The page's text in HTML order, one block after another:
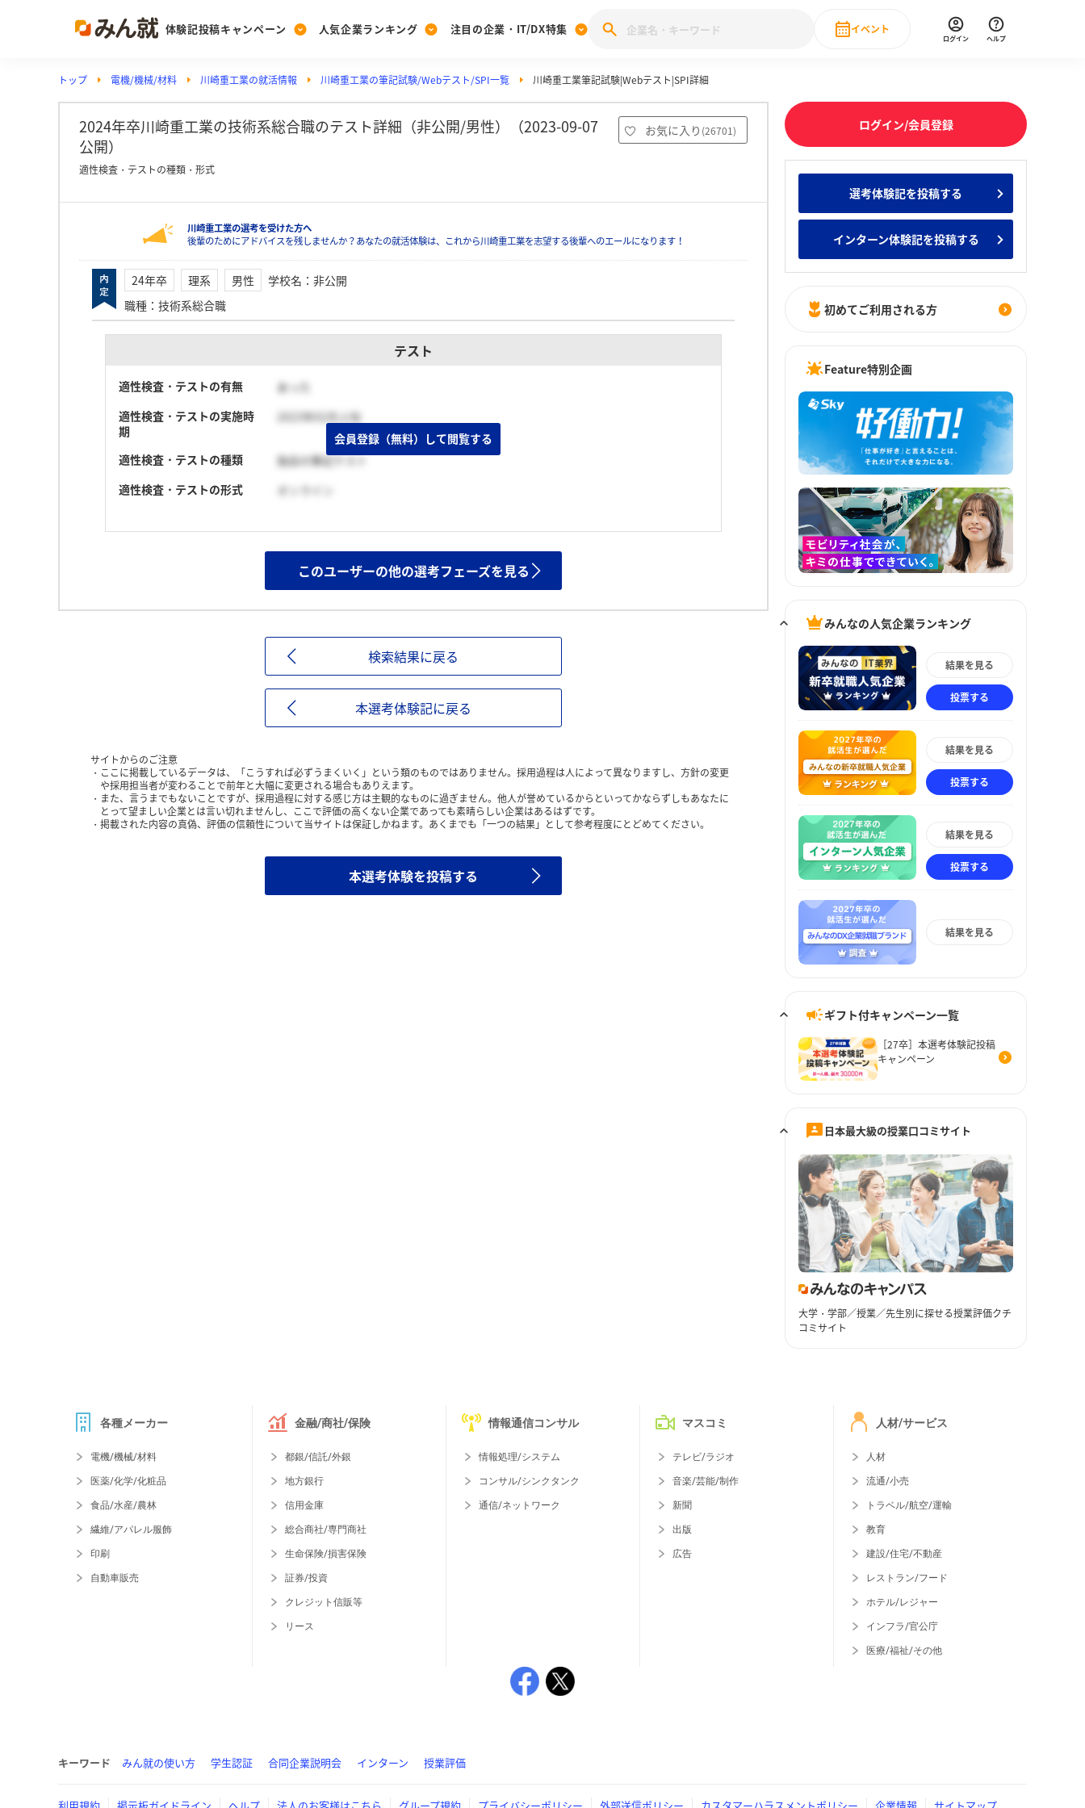
体験記投稿キャンペーン
Post
投稿する
[27卒] 本選考体験記投稿キャンペーン
人気企業ランキング
Ranking
ランキングを見る
みんなのDX企業就職ブランド調査
みんなの新卒就職人気企業ランキング みんなのインターン人気企業ランキ
注目の企業・IT/DX特集
PickUp
注目の企業特集
注目の企業特集
28卒 IT・DX現場社員インタビュー
動画で知ろう！業界・企業研究
イベント
直近のイベント一覧
ログイン ヘルプ
トップ 電機/機械/材料 川崎重工業の就活情報 川崎重工業の筆記試験/Webテスト/SPI一覧 川崎重工業筆記試験|Webテスト|SPI詳細
2024年卒川崎重工業の技術系総合職のテスト詳細（非公開/男性）（2023-09-07
公開）
お気に入り (26701)
適性検査・テストの種類・形式
川崎重工業の選考を受けた方へ
後輩のためにアドバイスを残しませんか？あなたの就活体験は、これから川崎重工業を志望する後輩へのエールになります！
24年卒 理系 男性 学校名 ： 非公開
職種 ： 技術系総合職
テスト
適性検査・テストの有無
あった
適性検査・テストの実施時
期
2023年02月上旬
適性検査・テストの種類
独自の筆記テスト
適性検査・テストの形式
オンライン
会員登録（無料）して閲覧する
このユーザーの他の選考フェーズを見る
検索結果に戻る
本選考体験記に戻る
サイトからのご注意
ここに掲載しているデータは、「こうすれば必ずうまくいく」という類のものではありません。採用過程は人によって異なりますし、方針の変更
や採用担当者が変わることで前年と大幅に変更される場合もありえます。
また、言うまでもないことですが、採用過程に対する感じ方は主観的なものに過ぎません。他人が誉めているからといってかならずしもあなたに
とって望ましい企業とは言い切れませんし、ここで評価の高くない企業であっても素晴らしい企業はあるはずです。
掲載された内容の真偽、評価の信頼性について当サイトは保証しかねます。あくまでも「一つの結果」として参考程度にとどめてください。
本選考体験を投稿する
ログイン/会員登録
選考体験記を投稿する
インターン体験記を投稿する
初めてご利用される方
Feature特別企画
みんなの人気企業ランキング
結果を見る
投票する
結果を見る
投票する
結果を見る
投票する
結果を見る
ギフト付キャンペーン一覧
［27卒］本選考体験記投稿
キャンペーン
日本最大級の授業口コミサイト
大学・学部／授業／先生別に探せる授業評価クチ
コミサイト
各種メーカー
電機/機械/材料
医薬/化学/化粧品
食品/水産/農林
繊維/アパレル服飾
印刷
自動車販売
金融/商社/保険
都銀/信託/外銀
地方銀行
信用金庫
総合商社/専門商社
生命保険/損害保険
証券/投資
クレジット信販等
リース
情報通信コンサル
情報処理/システム
コンサル/シンクタンク
通信/ネットワーク
マスコミ
テレビ/ラジオ
音楽/芸能/制作
新聞
出版
広告
人材/サービス
人材
流通/小売
トラベル/航空/運輸
教育
建設/住宅/不動産
レストラン/フード
ホテル/レジャー
インフラ/官公庁
医療/福祉/その他
キーワード みん就の使い方 学生認証 合同企業説明会 インターン 授業評価